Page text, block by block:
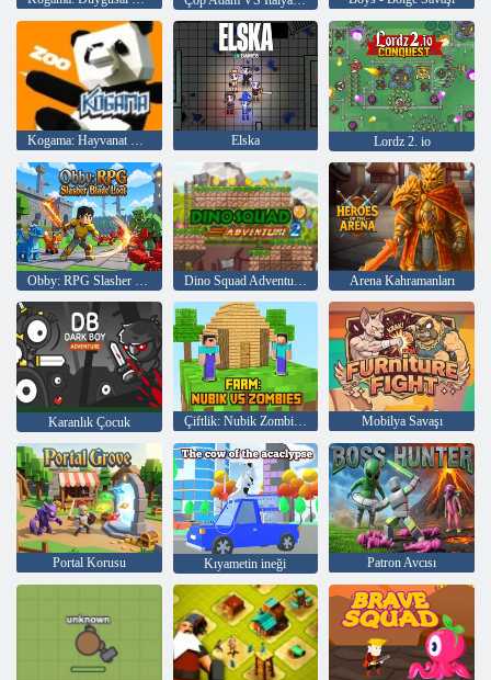
Elska Lordz 2. io
Obby: RPG Slasher Blade Ganimet Dino Squad Adventure 2 Arena Kahramanları
Karanlık Çocuk Çiftlik: Nubik Zombilere Karşı Mobilya Savaşı
Portal Korusu Kıyametin ineği Patron Avcısı